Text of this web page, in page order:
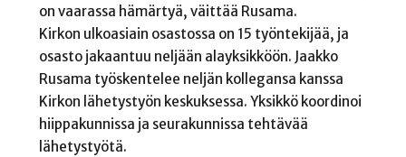
on vaarassa hämärtyä, väittää Rusama.
Kirkon ulkoasiain osastossa on 15 työntekijää, ja
osasto jakaantuu neljään alayksikköön. Jaakko
Rusama työskentelee neljän kollegansa kanssa
Kirkon lähetystyön keskuksessa. Yksikkö koordinoi
hiippakunnissa ja seurakunnissa tehtävää
lähetystyötä.